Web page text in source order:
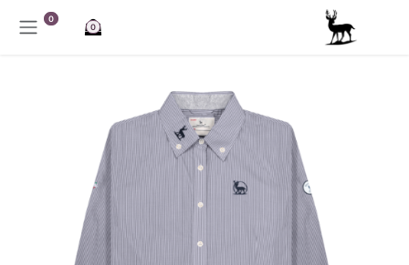
تخطي للذهاب إلى المحتوى
0
0